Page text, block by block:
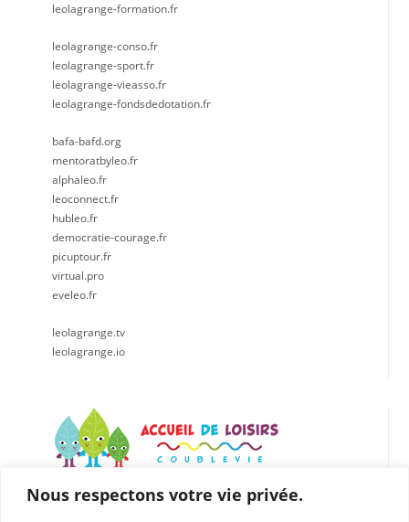
Nous respectons votre vie privée.
leolagrange-formation.fr
leolagrange-conso.fr
leolagrange-sport.fr
leolagrange-vieasso.fr
leolagrange-fondsdedotation.fr
bafa-bafd.org
mentoratbyleo.fr
alphaleo.fr
leoconnect.fr
hubleo.fr
democratie-courage.fr
picuptour.fr
virtual.pro
eveleo.fr
leolagrange.tv
leolagrange.io
LÉO LAGRANGE CENTRE EST